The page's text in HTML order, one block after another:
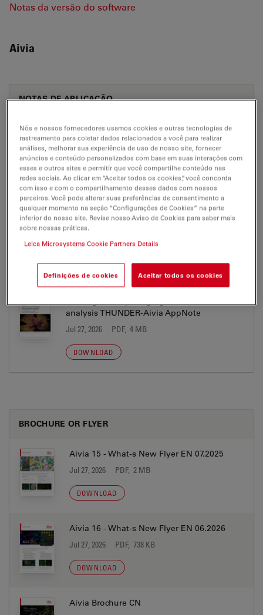
Notas da versão do software
Aivia
NOTAS DE APLICAÇÃO
App Note - 3D-Tissue Microenvironment
Using AI-Analysis
Jul 27, 2026 PDF, 4 MB
DOWNLOAD
Create-new-options-for-live-cell-imaging
LMS AppNote THUNDER-Aivia
Jul 27, 2026 PDF, 2 MB
DOWNLOAD
analysis THUNDER-Aivia AppNote
Jul 27, 2026 PDF, 4 MB
DOWNLOAD
BROCHURE OR FLYER
Aivia 15 - What-s New Flyer EN 07.2025
Jul 27, 2026 PDF, 2 MB
DOWNLOAD
Aivia 16 - What-s New Flyer EN 06.2026
Jul 27, 2026 PDF, 738 KB
DOWNLOAD
Aivia Brochure CN
Nós e nossos fornecedores usamos cookies e outras tecnologias de
rastreamento para coletar dados relacionados a você para realizar
análises, melhorar sua experiência de uso de nosso site, fornecer
anúncios e conteúdo personalizados com base em suas interações com
esses e outros sites e permitir que você compartilhe conteúdo nas
redes sociais. Ao clicar em “Aceitar todos os cookies”, você concorda
com isso e com o compartilhamento desses dados com nossos
parceiros. Você pode alterar suas preferências de consentimento a
qualquer momento na seção “Configurações de Cookies” na parte
inferior do nosso site. Revise nosso Aviso de Cookies para saber mais
sobre nossas práticas.
Leica Microsystems Cookie Partners Details
Definições de cookies Aceitar todos os cookies